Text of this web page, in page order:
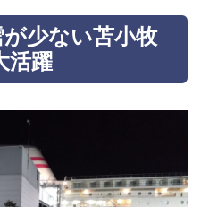
少ない苫小牧
活躍